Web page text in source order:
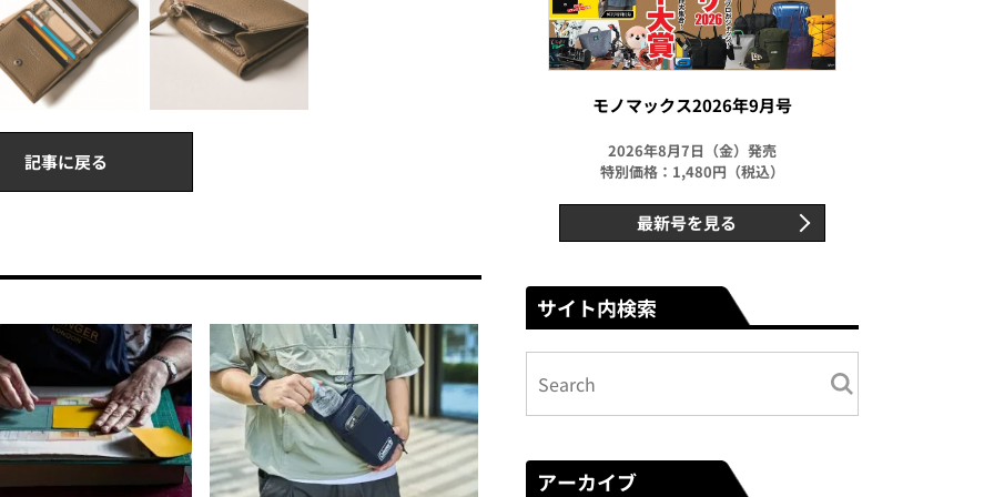
記事に戻る
モノマックス2026年9月号
2026年8月7日（金）発売
特別価格：1,480円（税込）
最新号を見る
サイト内検索
アーカイブ